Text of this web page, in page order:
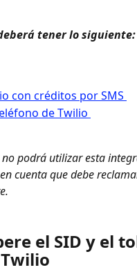
tener lo siguiente:
con créditos por SMS
de Twilio
no podrá utilizar esta
cuenta que debe
el SID y el